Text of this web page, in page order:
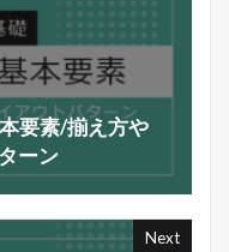
要素/揃え方や
ーン
Next